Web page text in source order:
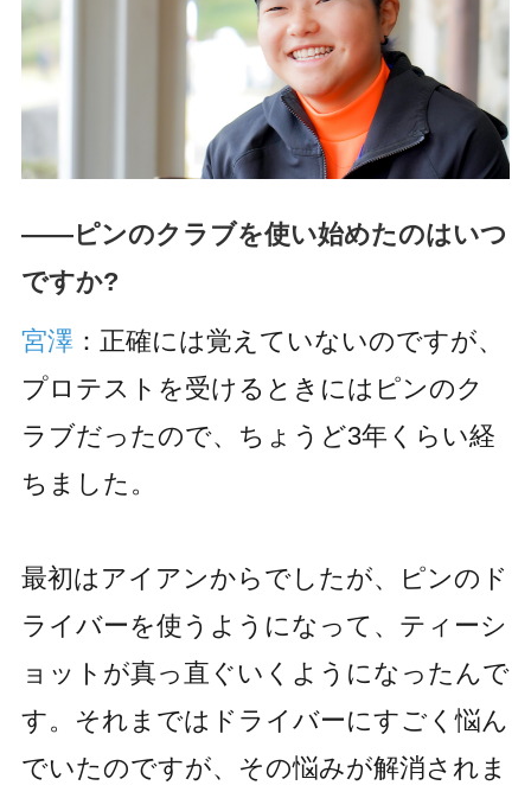
――ピンのクラブを使い始めたのはいつ
ですか?
宮澤：正確には覚えていないのですが、
プロテストを受けるときにはピンのク
ラブだったので、ちょうど3年くらい経
ちました。
最初はアイアンからでしたが、ピンのド
ライバーを使うようになって、ティーシ
ョットが真っ直ぐいくようになったんで
す。それまではドライバーにすごく悩ん
でいたのですが、その悩みが解消されま